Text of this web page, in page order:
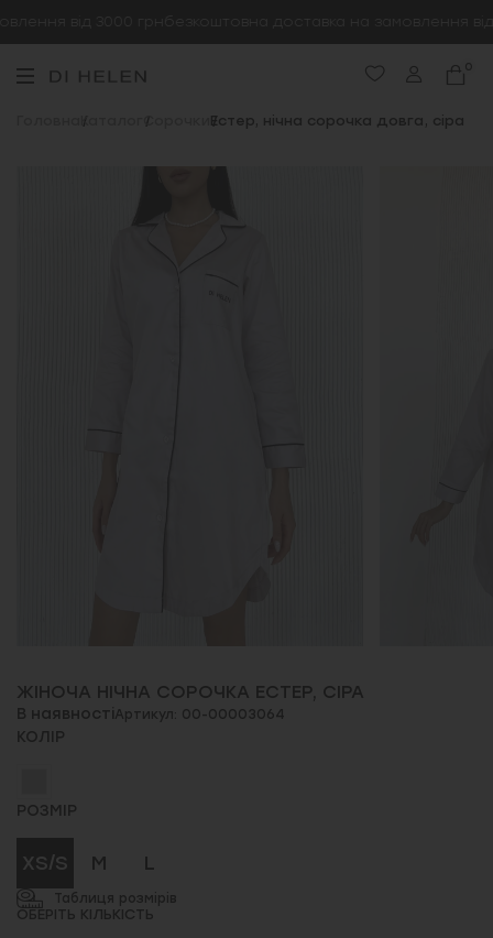
безкоштовна доставка на замовлення від
0
Каталог Сорочки Естер, нічна сорочка довга, сіра
ЖІНОЧА НІЧНА СОРОЧКА ЕСТЕР, СІРА
В наявностіАртикул: 00-00003064
КОЛІР
РОЗМІР
XS/S M L
Таблиця розмірів
ОБЕРІТЬ КІЛЬКІСТЬ